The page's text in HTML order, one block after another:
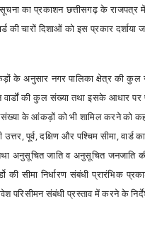
का प्रकाशन छत्तीसगढ़ के राजपत्र
की चारों दिशाओं को इस प्रकार
के अनुसार नगर पालिका क्षेत्र की
वार्डों की कुल संख्या तथा इसके आधार
के आंकड़ों को भी शामिल करने को
उत्तर, पूर्व, दक्षिण और पश्चिम सीमा,
जाति व अनुसूचित जनजाति
निर्धारण संबंधी प्रारंभिक
परिसीमन संबंधी प्रस्ताव में करने के